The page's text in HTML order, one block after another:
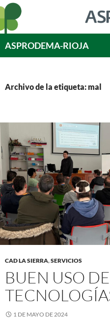
Saltar
al
contenido
ASPRODEMA-RIOJA
Archivo de la etiqueta: mal
CAD LA SIERRA,SERVICIOS
BUEN USO
1 DE MAYO DE 2024